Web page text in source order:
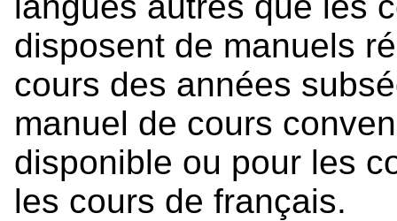
disposent de manuels
cours des années
manuel de cours
disponible ou pour les
les cours de français.